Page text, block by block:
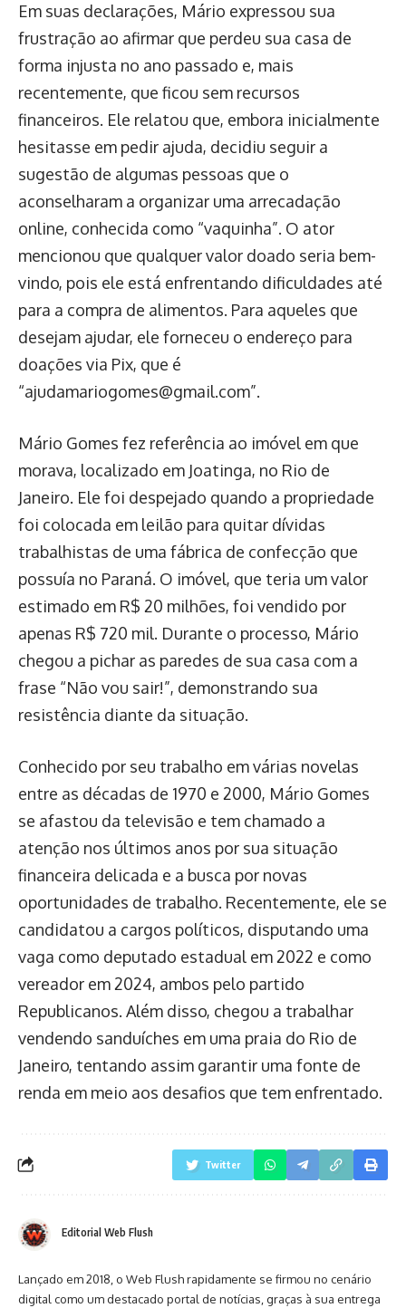
Em suas declarações, Mário expressou sua
frustração ao afirmar que perdeu sua casa de
forma injusta no ano passado e, mais
recentemente, que ficou sem recursos
financeiros. Ele relatou que, embora inicialmente
hesitasse em pedir ajuda, decidiu seguir a
sugestão de algumas pessoas que o
aconselharam a organizar uma arrecadação
online, conhecida como “vaquinha”. O ator
mencionou que qualquer valor doado seria bem-
vindo, pois ele está enfrentando dificuldades até
para a compra de alimentos. Para aqueles que
desejam ajudar, ele forneceu o endereço para
doações via Pix, que é
“ajudamariogomes@gmail.com”.
Mário Gomes fez referência ao imóvel em que
morava, localizado em Joatinga, no Rio de
Janeiro. Ele foi despejado quando a propriedade
foi colocada em leilão para quitar dívidas
trabalhistas de uma fábrica de confecção que
possuía no Paraná. O imóvel, que teria um valor
estimado em R$ 20 milhões, foi vendido por
apenas R$ 720 mil. Durante o processo, Mário
chegou a pichar as paredes de sua casa com a
frase “Não vou sair!”, demonstrando sua
resistência diante da situação.
Conhecido por seu trabalho em várias novelas
entre as décadas de 1970 e 2000, Mário Gomes
se afastou da televisão e tem chamado a
atenção nos últimos anos por sua situação
financeira delicada e a busca por novas
oportunidades de trabalho. Recentemente, ele se
candidatou a cargos políticos, disputando uma
vaga como deputado estadual em 2022 e como
vereador em 2024, ambos pelo partido
Republicanos. Além disso, chegou a trabalhar
vendendo sanduíches em uma praia do Rio de
Janeiro, tentando assim garantir uma fonte de
renda em meio aos desafios que tem enfrentado.
Twitter
Editorial Web Flush
Lançado em 2018, o Web Flush rapidamente se firmou no cenário
digital como um destacado portal de notícias, graças à sua entrega